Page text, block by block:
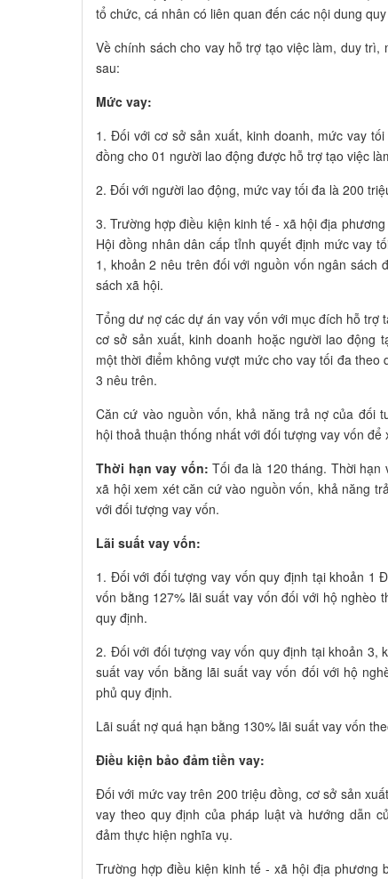
tổ chức, cá nhân có liên quan đến các nội dung
Về chính sách cho vay hỗ trợ tạo việc làm, duy
sau:
Mức vay:
1. Đối với cơ sở sản xuất, kinh doanh, mức vay
đồng cho 01 người lao động được hỗ trợ tạo việc
2. Đối với người lao động, mức vay tối đa là 200
3. Trường hợp điều kiện kinh tế - xã hội địa
Hội đồng nhân dân cấp tỉnh quyết định mức vay
1, khoản 2 nêu trên đối với nguồn vốn ngân sách
sách xã hội.
Tổng dư nợ các dự án vay vốn với mục đích hỗ trợ
cơ sở sản xuất, kinh doanh hoặc người lao động
một thời điểm không vượt mức cho vay tối đa
3 nêu trên.
Căn cứ vào nguồn vốn, khả năng trả nợ của đối
hội thoả thuận thống nhất với đối tượng vay vốn
Thời hạn vay vốn: Tối đa là 120 tháng. Thời hạn
xã hội xem xét căn cứ vào nguồn vốn, khả năng
với đối tượng vay vốn.
Lãi suất vay vốn:
1. Đối với đối tượng vay vốn quy định tại khoản 1
vốn bằng 127% lãi suất vay vốn đối với hộ nghèo
quy định.
2. Đối với đối tượng vay vốn quy định tại khoản 3,
suất vay vốn bằng lãi suất vay vốn đối với hộ
phủ quy định.
Lãi suất nợ quá hạn bằng 130% lãi suất vay vốn
Điều kiện bảo đảm tiền vay:
Đối với mức vay trên 200 triệu đồng, cơ sở sản
vay theo quy định của pháp luật và hướng dẫn
đảm thực hiện nghĩa vụ.
Trường hợp điều kiện kinh tế - xã hội địa phương